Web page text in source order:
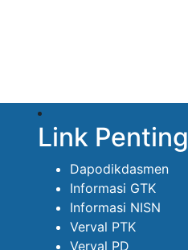
Link Penting
Dapodikdasmen
Informasi GTK
Informasi NISN
Verval PTK
Verval PD